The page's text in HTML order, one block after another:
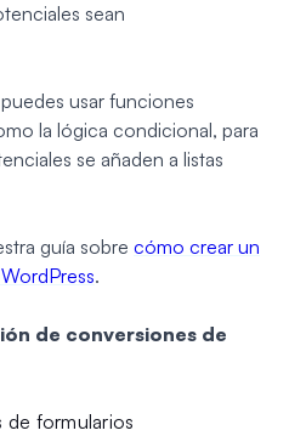
sean
usar funciones
la lógica condicional, para
se añaden a listas
guía sobre cómo crear un
.
de conversiones de
de formularios